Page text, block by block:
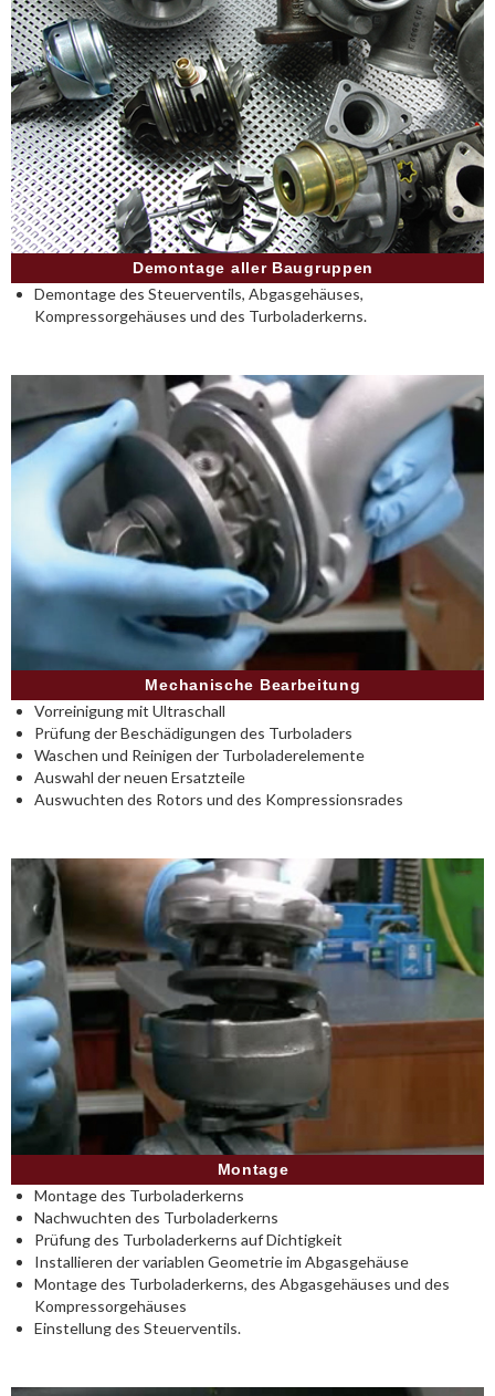
Demontage aller Baugruppen
Demontage des Steuerventils, Abgasgehäuses,
Kompressorgehäuses und des Turboladerkerns.
Mechanische Bearbeitung
Vorreinigung mit Ultraschall
Prüfung der Beschädigungen des Turboladers
Waschen und Reinigen der Turboladerelemente
Auswahl der neuen Ersatzteile
Auswuchten des Rotors und des Kompressionsrades
Montage
Montage des Turboladerkerns
Nachwuchten des Turboladerkerns
Prüfung des Turboladerkerns auf Dichtigkeit
Installieren der variablen Geometrie im Abgasgehäuse
Montage des Turboladerkerns, des Abgasgehäuses und des
Kompressorgehäuses
Einstellung des Steuerventils.